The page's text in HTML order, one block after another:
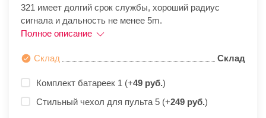
321 имеет долгий срок службы, хороший радиус
сигнала и дальность не менее 5m.
Полное описание
Склад Склад
Комплект батареек 1 (+49 руб.)
Стильный чехол для пульта 5 (+249 руб.)